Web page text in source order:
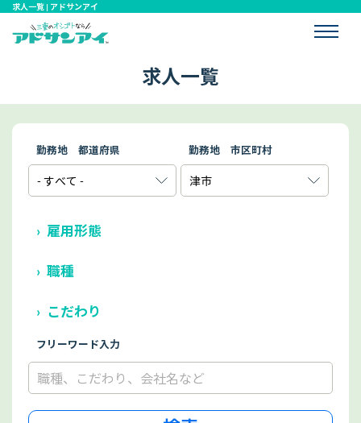
求人一覧 | アドサンアイ
求人一覧
勤務地 都道府県 勤務地 市区町村
フリーワード入力
雇用形態
職種
こだわり